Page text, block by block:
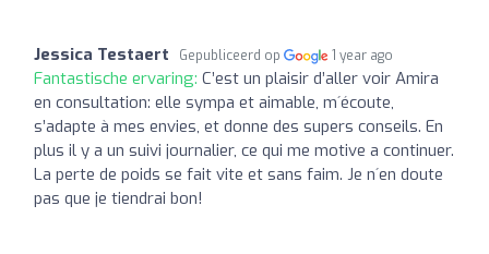
Jessica Testaert Gepubliceerd op 1 year ago
Fantastische ervaring: C’est un plaisir d’aller voir Amira
en consultation: elle sympa et aimable, m´écoute,
s’adapte à mes envies, et donne des supers conseils. En
plus il y a un suivi journalier, ce qui me motive a continuer.
La perte de poids se fait vite et sans faim. Je n´en doute
pas que je tiendrai bon!